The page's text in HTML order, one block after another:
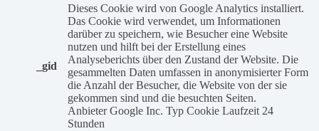
_gid
Dieses Cookie wird von Google Analytics installiert.
Das Cookie wird verwendet, um Informationen
darüber zu speichern, wie Besucher eine Website
nutzen und hilft bei der Erstellung eines
Analyseberichts über den Zustand der Website. Die
gesammelten Daten umfassen in anonymisierter Form
die Anzahl der Besucher, die Website von der sie
gekommen sind und die besuchten Seiten.
Anbieter Google Inc. Typ Cookie Laufzeit 24
Stunden